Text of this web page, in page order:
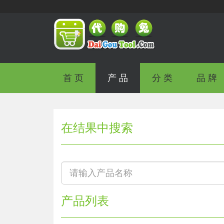
首 页 产 品 分 类 品 牌
在结果中搜索
产品列表